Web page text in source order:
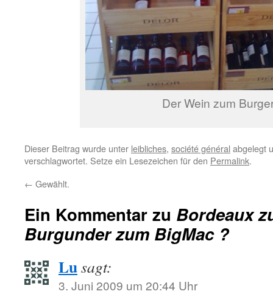
Der Wein zum
Dieser Beitrag wurde unter leibliches, société général abgelegt
verschlagwortet. Setze ein Lesezeichen für den Permalink.
← Gewählt.
Ein Kommentar zu Bordeaux
Burgunder zum BigMac ?
Lusagt:
3. Juni 2009 um 20:44 Uhr